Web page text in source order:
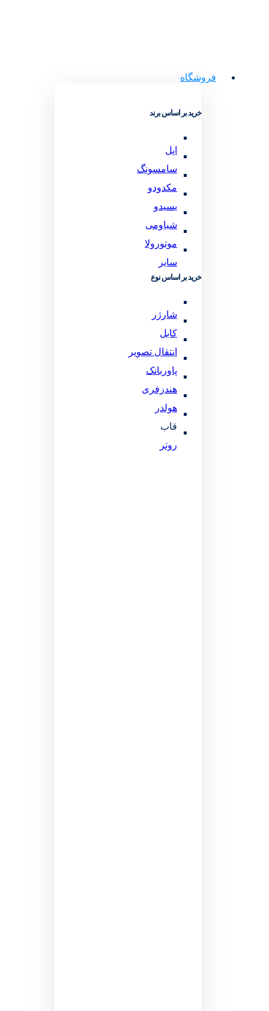
فروشگاه
خرید بر اساس برند
اپل
سامسونگ
مکدودو
یسیدو
شیاومی
موتورولا
سایر
خرید بر اساس نوع
شارژر
کابل
انتقال تصویر
پاوربانک
هندزفری
هولدر
قاب
روتر